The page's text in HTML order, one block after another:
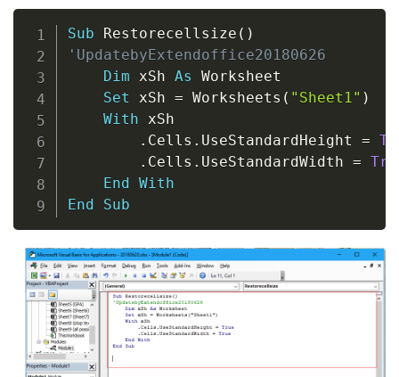
Sub Restorecellsize ( )
'UpdatebyExtendoffice20180626
Dim xSh As Worksheet
Set xSh = Worksheets ( "Sheet1" )
With xSh
. Cells . UseStandardHeight =
. Cells . UseStandardWidth =
End
With
End
Sub